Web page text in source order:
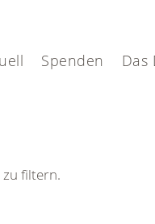
Spenden Das
zu filtern.